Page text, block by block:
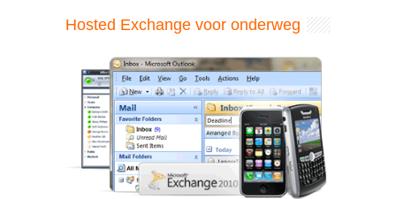
Hosted Exchange voor onderweg